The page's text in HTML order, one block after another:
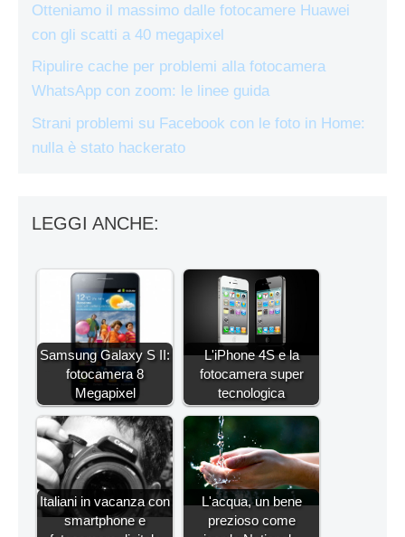
Otteniamo il massimo dalle fotocamere Huawei
con gli scatti a 40 megapixel
Ripulire cache per problemi alla fotocamera
WhatsApp con zoom: le linee guida
Strani problemi su Facebook con le foto in Home:
nulla è stato hackerato
LEGGI ANCHE:
Samsung Galaxy S II:
fotocamera 8
Megapixel
L'iPhone 4S e la
fotocamera super
tecnologica
Italiani in vacanza con
smartphone e
L'acqua, un bene
prezioso come